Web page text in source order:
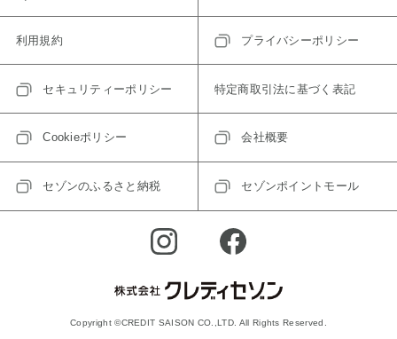
利用規約 プライバシーポリシー
セキュリティーポリシー 特定商取引法に基づく表記
Cookieポリシー 会社概要
セゾンのふるさと納税 セゾンポイントモール
Copyright ©CREDIT SAISON CO.,LTD. All Rights Reserved.